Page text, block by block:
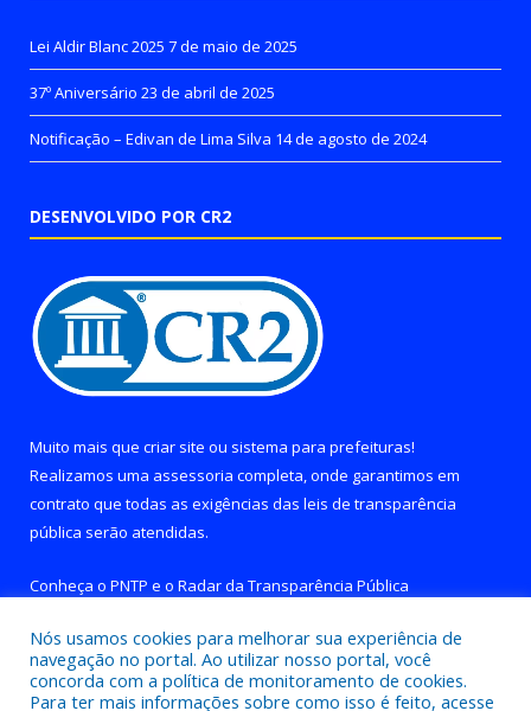
Lei Aldir Blanc 2025 7 de maio de 2025
37º Aniversário 23 de abril de 2025
Notificação – Edivan de Lima Silva 14 de agosto de 2024
DESENVOLVIDO POR CR2
Muito mais que criar site ou sistema para prefeituras!
Realizamos uma assessoria completa, onde garantimos em
contrato que todas as exigências das leis de transparência
pública serão atendidas.
Conheça o PNTP e o Radar da Transparência Pública
Nós usamos cookies para melhorar sua experiência de
navegação no portal. Ao utilizar nosso portal, você
concorda com a política de monitoramento de cookies.
Para ter mais informações sobre como isso é feito, acesse